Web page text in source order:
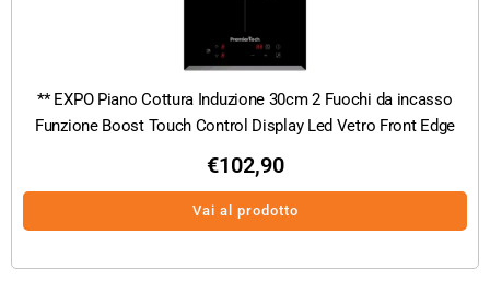
** EXPO Piano Cottura Induzione 30cm 2 Fuochi da incasso
Funzione Boost Touch Control Display Led Vetro Front Edge
€102,90
Vai al prodotto